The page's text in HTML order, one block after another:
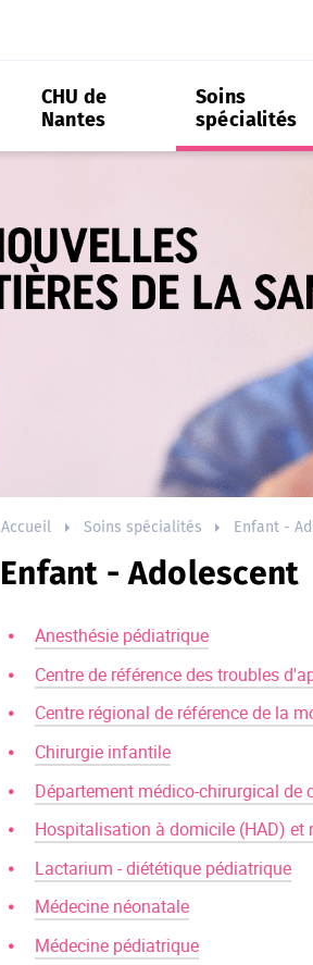
CHU de
Nantes
Soins
spécialités
Accueil Soins spécialités Enfant -
Enfant - Adolescent
Anesthésie pédiatrique
Centre de référence des troubles
Centre régional de référence de la
Chirurgie infantile
Département médico-chirurgical
Hospitalisation à domicile (HAD) et
Lactarium - diététique pédiatrique
Médecine néonatale
Médecine pédiatrique